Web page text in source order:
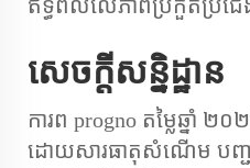
ឥទ្ធិពលលើភាពប្រកួតប្រជែ
សេចក្តីសន្និដ្ឋាន
ការព progno តម្លៃឆ្នាំ
ដោយសារធាតុសំណើម បញ្ជ